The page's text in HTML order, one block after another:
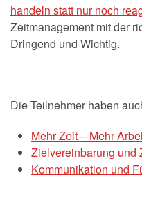
handeln statt nur noch
Zeitmanagement mit der
Dringend und Wichtig.
Die Teilnehmer haben
Mehr Zeit – Mehr
Zielvereinbarung und
Kommunikation und